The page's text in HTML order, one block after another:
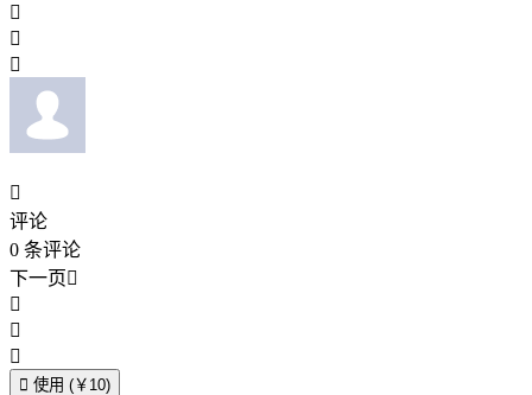




评论
0 条评论
下一页



 使用 (￥10)